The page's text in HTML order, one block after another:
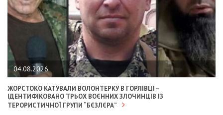
04.08.2026
ЖОРСТОКО КАТУВАЛИ ВОЛОНТЕРКУ В ГОРЛІВЦІ –
ІДЕНТИФІКОВАНО ТРЬОХ ВОЄННИХ ЗЛОЧИНЦІВ ІЗ
ТЕРОРИСТИЧНОЇ ГРУПИ “БЄЗЛЄРА”